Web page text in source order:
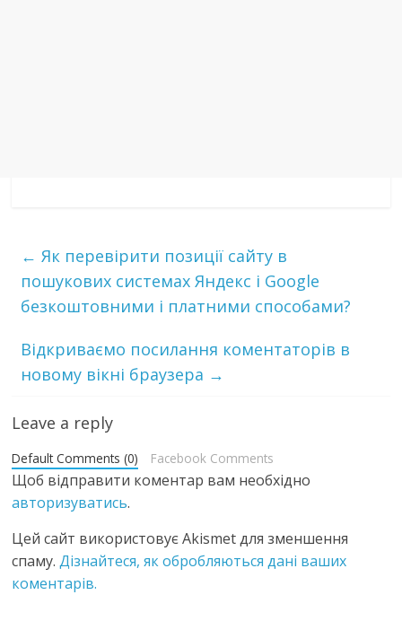
← Як перевірити позиції сайту в
пошукових системах Яндекс і Google
безкоштовними і платними способами?
Відкриваємо посилання коментаторів в
новому вікні браузера →
Leave a reply
Default Comments (0) Facebook Comments
Щоб відправити коментар вам необхідно
авторизуватись.
Цей сайт використовує Akismet для зменшення
спаму.Дізнайтеся, як обробляються дані ваших
коментарів.